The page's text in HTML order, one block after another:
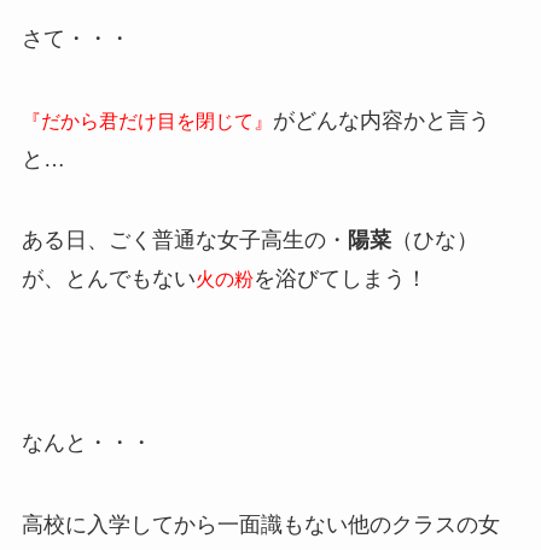
さて・・・
『だから君だけ目を閉じて』 がどんな内容かと言う
と…
ある日、ごく普通な女子高生の・ 陽菜（ひな）
が、とんでもない火の粉を浴びてしまう！
なんと・・・
高校に入学してから一面識もない他のクラスの女